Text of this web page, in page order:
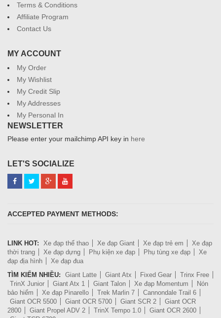
Terms & Conditions
Affiliate Program
Contact Us
MY ACCOUNT
My Order
My Wishlist
My Credit Slip
My Addresses
My Personal In
NEWSLETTER
Please enter your mailchimp API key in here
LET'S SOCIALIZE
ACCEPTED PAYMENT METHODS:
LINK HOT: Xe đạp thể thao Xe đạp Giant Xe đạp trẻ em
Xe đạp
thời trang
Xe đạp dựng Phụ kiện xe đạp Phụ tùng xe đạp
Xe
đạp địa hình
Xe đạp đua
TÌM KIẾM NHIỀU:
Giant Latte Giant Atx Fixed Gear
Trinx Free
TrinX Junior
Giant Atx 1 Giant Talon Xe đạp Momentum
Nón
bảo hiểm
Xe đạp Pinarello Trek Marlin 7
Cannondale Trail 6
Giant OCR 5500
Giant OCR 5700 Giant SCR 2
Giant OCR
2800
Giant Propel ADV 2 TrinX Tempo 1.0
Giant OCR 2600